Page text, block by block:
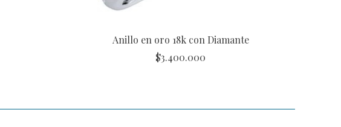
Anillo en oro 18k con Diamante
$3.400.000